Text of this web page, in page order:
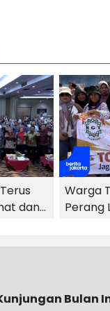
dan
Warga
Perang
Bulan